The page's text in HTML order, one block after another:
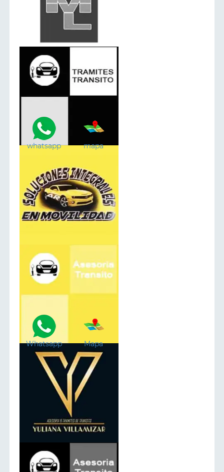
whatsapp mapa
Whatsapp Mapa